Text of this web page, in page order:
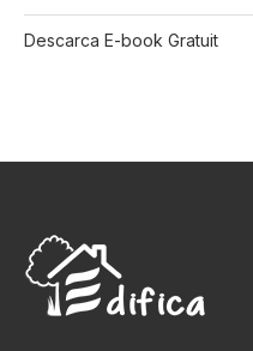
Descarca E-book Gratuit